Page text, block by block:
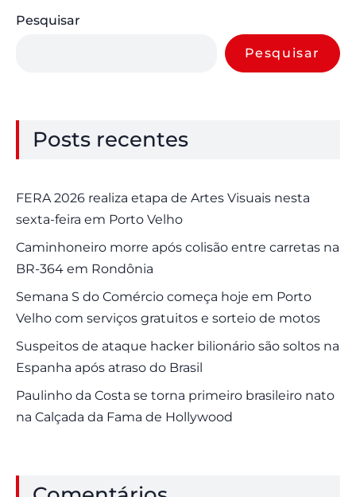
Pesquisar
Pesquisar
Posts recentes
FERA 2026 realiza etapa de Artes Visuais nesta
sexta-feira em Porto Velho
Caminhoneiro morre após colisão entre carretas na
BR-364 em Rondônia
Semana S do Comércio começa hoje em Porto
Velho com serviços gratuitos e sorteio de motos
Suspeitos de ataque hacker bilionário são soltos na
Espanha após atraso do Brasil
Paulinho da Costa se torna primeiro brasileiro nato
na Calçada da Fama de Hollywood